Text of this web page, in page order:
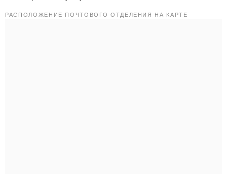
РАСПОЛОЖЕНИЕ ПОЧТОВОГО ОТДЕЛЕНИЯ НА КАРТЕ